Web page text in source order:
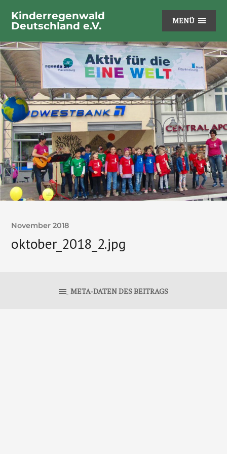
Kinderregenwald
Deutschland e.V.
MENÜ
November 2018
oktober_2018_2.jpg
META-DATEN DES BEITRAGS